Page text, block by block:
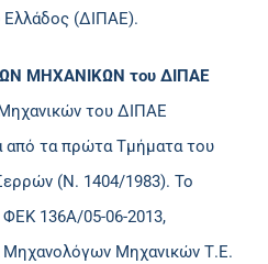
Ελλάδος (ΔΙΠΑΕ).
ΜΗΧΑΝΙΚΩΝ του ΔΙΠΑΕ
του ΔΙΠΑΕ
από τα πρώτα Τμήματα του
(Ν. 1404/1983). Το
136Α/05-06-2013,
Μηχανολόγων Μηχανικών Τ.Ε.